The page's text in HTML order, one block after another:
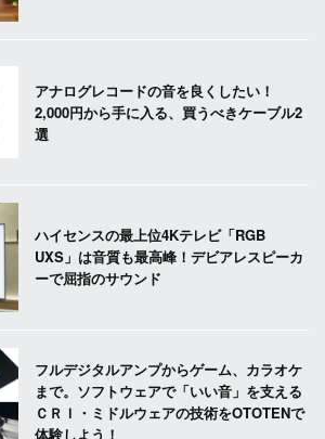
アナログレコードの音を良くしたい！
2,000円から手に入る、買うべきケーブル2
選
ハイセンスの最上位4Kテレビ「RGB
UXS」は音質も最高峰！デビアレスピーカ
ーで屈指のサウンド
フルデジタルアンプからゲーム、カラオケ
まで。ソフトウェアで「いい音」を支える
ＣＲＩ・ミドルウェアの技術をOTOTENで
体験しよう！